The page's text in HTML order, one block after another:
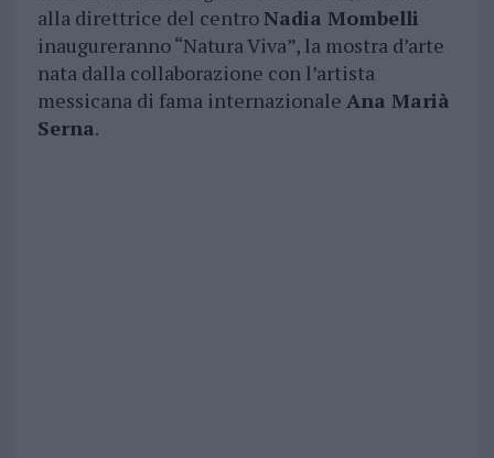
alla direttrice del centroNadia Mombelli
inaugureranno “Natura Viva”, la mostra d’arte
nata dalla collaborazione con l’artista
messicana di fama internazionale Ana Marià
Serna.